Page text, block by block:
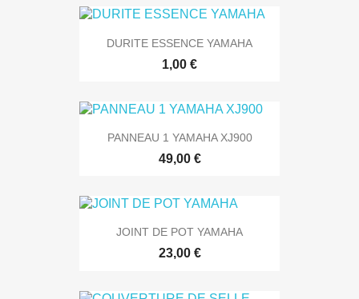
DURITE ESSENCE YAMAHA
1,00 €
PANNEAU 1 YAMAHA XJ900
49,00 €
JOINT DE POT YAMAHA
23,00 €